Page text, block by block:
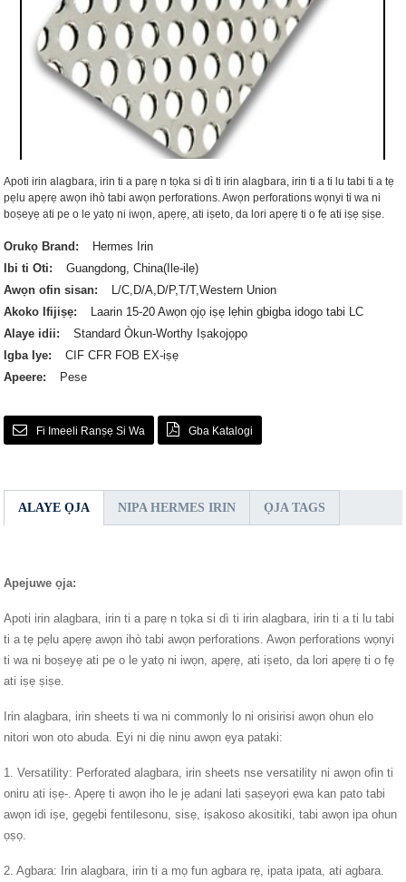
Apoti irin alagbara, irin ti a parẹ n tọka si dì ti irin alagbara, irin ti a ti lu tabi ti a tẹ
pẹlu apẹrẹ awọn ihò tabi awọn perforations. Awọn perforations wọnyi ti wa ni
boṣeyẹ ati pe o le yatọ ni iwọn, apẹrẹ, ati iṣeto, da lori apẹrẹ ti o fẹ ati iṣẹ ṣiṣe.
Orukọ Brand:
Hermes Irin
Ibi ti Oti:
Guangdong, China(Ile-ilẹ)
Awọn ofin sisan:
L/C,D/A,D/P,T/T,Western Union
Akoko Ifijiṣẹ:
Laarin 15-20 Awọn ọjọ iṣẹ lẹhin gbigba idogo tabi LC
Alaye idii:
Standard Òkun-Worthy Iṣakojọpọ
Igba Iye:
CIF CFR FOB EX-iṣẹ
Apeere:
Pese
Fi Imeeli Ranṣẹ Si Wa Gba Katalogi
ALAYE ỌJA NIPA HERMES IRIN ỌJA TAGS
Apejuwe ọja:
Apoti irin alagbara, irin ti a parẹ n tọka si dì ti irin alagbara, irin ti a ti lu tabi
ti a tẹ pẹlu apẹrẹ awọn ihò tabi awọn perforations. Awọn perforations wọnyi
ti wa ni boṣeyẹ ati pe o le yatọ ni iwọn, apẹrẹ, ati iṣeto, da lori apẹrẹ ti o fẹ
ati iṣẹ ṣiṣe.
Irin alagbara, irin sheets ti wa ni commonly lo ni orisirisi awọn ohun elo
nitori won oto abuda. Eyi ni diẹ ninu awọn ẹya pataki:
1. Versatility: Perforated alagbara, irin sheets nse versatility ni awọn ofin ti
oniru ati iṣẹ-. Apẹrẹ ti awọn iho le jẹ adani lati ṣaṣeyọri ẹwa kan pato tabi
awọn idi iṣe, gẹgẹbi fentilesonu, sisẹ, iṣakoso akositiki, tabi awọn ipa ohun
ọṣọ.
2. Agbara: Irin alagbara, irin ti a mọ fun agbara rẹ, ipata ipata, ati agbara.